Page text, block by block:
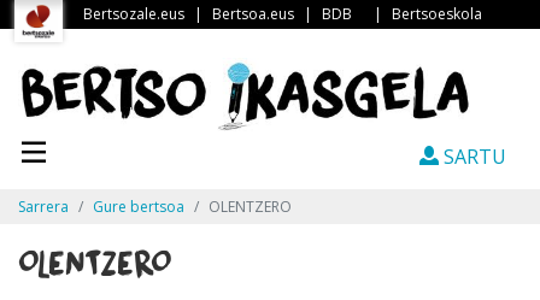
Bertsozale.eus | Bertsoa.eus | BDB | Bertsoeskola
SARTU
Sarrera Gure bertsoa OLENTZERO
OLENTZERO